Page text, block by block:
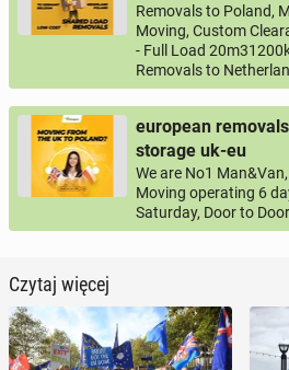
Removals to Poland,
Moving, Custom
- Full Load
Removals to
european
storage uk-eu
We are No1
Moving operating 6
Saturday, Door to
Czytaj więcej